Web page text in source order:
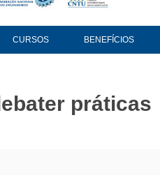
CURSOS BENEFÍCIOS
práticas